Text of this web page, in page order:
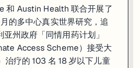
和 Austin Health 联合开展了
的多中心真实世界研究，追
州政府「同情用药计划」
Access Scheme）接受大
治疗的 103 名 18 岁以下儿童